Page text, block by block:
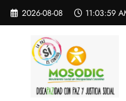
2026-08-08 11:03:59